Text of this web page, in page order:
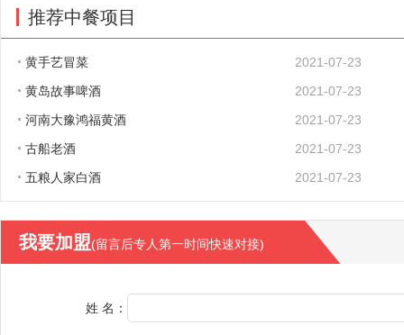
推荐中餐项目
黄手艺冒菜
2021-07-23
黄岛故事啤酒
2021-07-23
河南大豫鸿福黄酒
2021-07-23
古船老酒
2021-07-23
五粮人家白酒
2021-07-23
我要加盟(留言后专人第一时间快速对接)
姓 名：